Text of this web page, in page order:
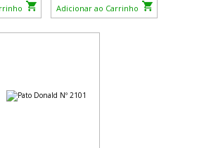
Adicionar ao Carrinho